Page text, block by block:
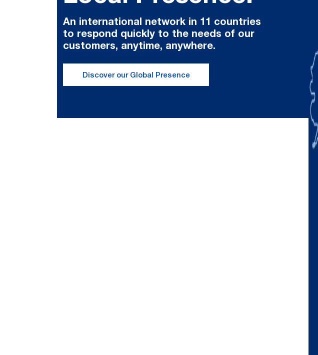
An international network in 11 countries
to respond quickly to the needs of our
customers, anytime, anywhere.
Discover our Global Presence